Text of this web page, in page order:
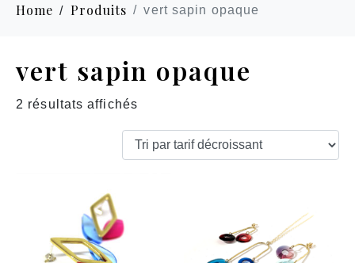
Home Produits vert sapin opaque
vert sapin opaque
2 résultats affichés